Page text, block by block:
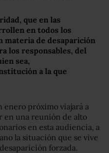
que en las
en todos los
materia de desaparición
los responsables, del
sea,
a la que
enero próximo viajará a
en una reunión de alto
en esta audiencia, a
la situación que se vive
forzada.